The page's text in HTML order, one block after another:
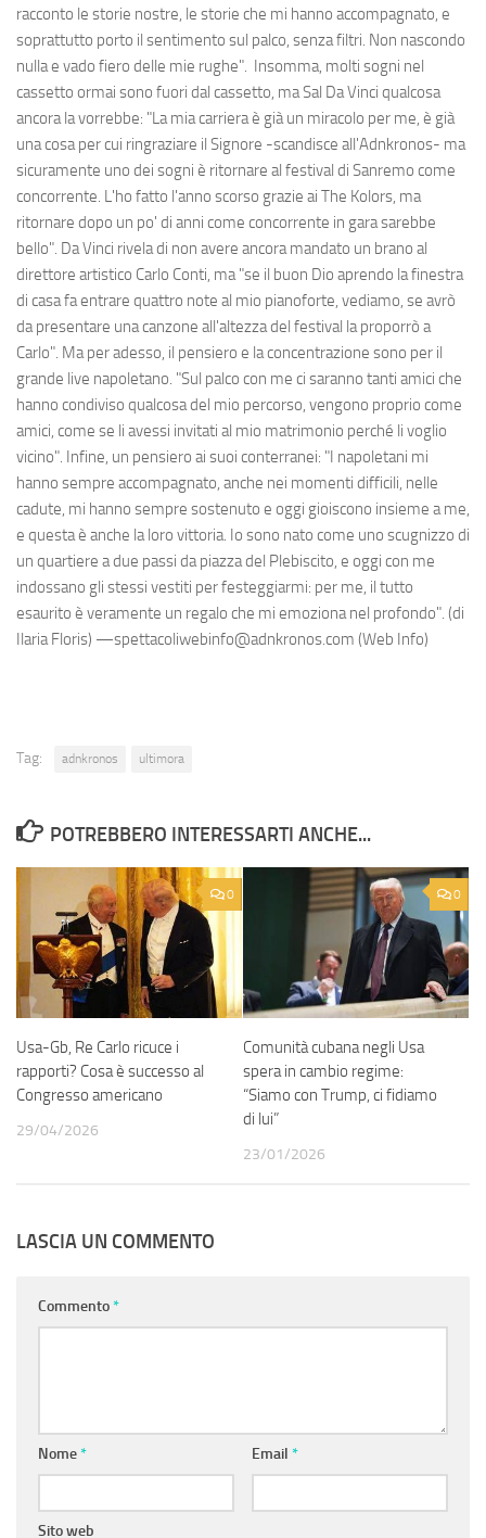
racconto le storie nostre, le storie che mi hanno accompagnato, e
soprattutto porto il sentimento sul palco, senza filtri. Non nascondo
nulla e vado fiero delle mie rughe". Insomma, molti sogni nel
cassetto ormai sono fuori dal cassetto, ma Sal Da Vinci qualcosa
ancora la vorrebbe: "La mia carriera è già un miracolo per me, è già
una cosa per cui ringraziare il Signore -scandisce all'Adnkronos- ma
sicuramente uno dei sogni è ritornare al festival di Sanremo come
concorrente. L'ho fatto l'anno scorso grazie ai The Kolors, ma
ritornare dopo un po' di anni come concorrente in gara sarebbe
bello". Da Vinci rivela di non avere ancora mandato un brano al
direttore artistico Carlo Conti, ma "se il buon Dio aprendo la finestra
di casa fa entrare quattro note al mio pianoforte, vediamo, se avrò
da presentare una canzone all'altezza del festival la proporrò a
Carlo". Ma per adesso, il pensiero e la concentrazione sono per il
grande live napoletano. "Sul palco con me ci saranno tanti amici che
hanno condiviso qualcosa del mio percorso, vengono proprio come
amici, come se li avessi invitati al mio matrimonio perché li voglio
vicino". Infine, un pensiero ai suoi conterranei: "I napoletani mi
hanno sempre accompagnato, anche nei momenti difficili, nelle
cadute, mi hanno sempre sostenuto e oggi gioiscono insieme a me,
e questa è anche la loro vittoria. Io sono nato come uno scugnizzo di
un quartiere a due passi da piazza del Plebiscito, e oggi con me
indossano gli stessi vestiti per festeggiarmi: per me, il tutto
esaurito è veramente un regalo che mi emoziona nel profondo". (di
Ilaria Floris) —spettacoliwebinfo@adnkronos.com (Web Info)
Tag: adnkronos ultimora
POTREBBERO INTERESSARTI ANCHE...
0
Usa-Gb, Re Carlo ricuce i
rapporti? Cosa è successo al
Congresso americano
29/04/2026
0
Comunità cubana negli Usa
spera in cambio regime:
“Siamo con Trump, ci fidiamo
di lui”
23/01/2026
LASCIA UN COMMENTO
Commento*
Nome* Email *
Sito web